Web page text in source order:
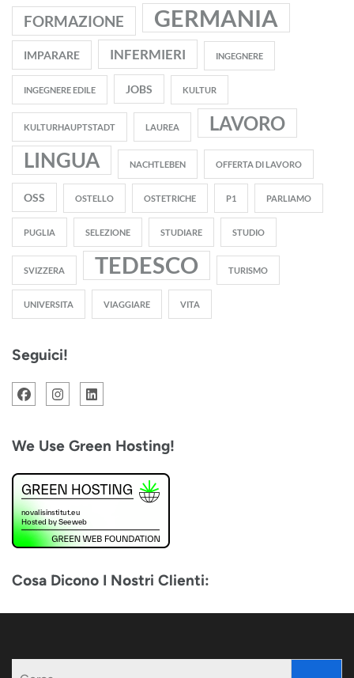
FORMAZIONE GERMANIA
IMPARARE INFERMIERI INGEGNERE
INGEGNERE EDILE JOBS KULTUR
KULTURHAUPTSTADT LAUREA LAVORO
LINGUA NACHTLEBEN OFFERTA DI LAVORO
OSS OSTELLO OSTETRICHE P1 PARLIAMO
PUGLIA SELEZIONE STUDIARE STUDIO
SVIZZERA TEDESCO TURISMO
UNIVERSITA VIAGGIARE VITA
Seguici!
We Use Green Hosting!
Cosa Dicono I Nostri Clienti: